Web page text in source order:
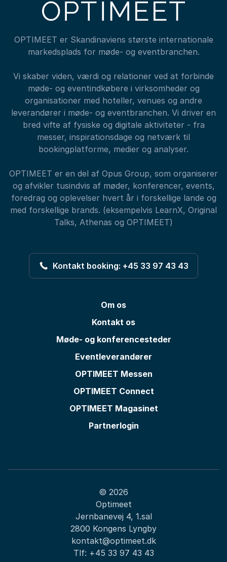
OPTIMEET er Skandinaviens største internationale
markedsplads for møde- og eventbranchen.
Vi skaber viden, værdi og relationer ved at forbinde
møde- og eventindkøbere i virksomheder og
organisationer med hoteller, venues og andre
leverandører i møde- og eventbranchen. Vi driver en
bred vifte af fysiske og digitale aktiviteter - fra
messer, inspirationsdage og netværk til
bookingplatforme, medier og analyser.
OPTIMEET er en del af Opus Group, som organiserer
og afvikler tusindvis af møder, konferencer, events,
foredrag og oplevelser hvert år i forskellige lande og
med forskellige brands. (eksempelvis LearnX, Original
Talks, Athenas og OPTIMEET)
Kontakt booking: +45 33 97 43 43
Om os
Kontakt os
Møde- og konferencesteder
Eventleverandører
OPTIMEET Messen
OPTIMEET Connect
OPTIMEET Magasinet
Partnerlogin
© 2026
Optimeet
Jernbanevej 4, 1.sal
2800 Kongens Lyngby
kontakt@optimeet.dk
Tlf: +45 33 97 43 43